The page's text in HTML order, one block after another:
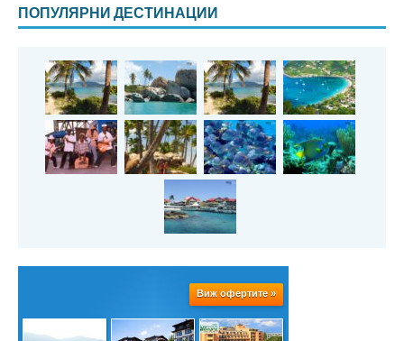
ПОПУЛЯРНИ ДЕСТИНАЦИИ